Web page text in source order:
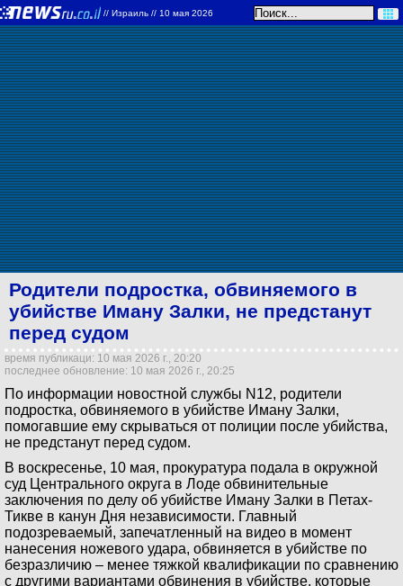
// Израиль // 10 мая 2026
Родители подростка, обвиняемого в
убийстве Иману Залки, не предстанут
перед судом
время публикаци: 10 мая 2026 г., 20:20
последнее обновление: 10 мая 2026 г., 20:25
По информации новостной службы N12, родители
подростка, обвиняемого в убийстве Иману Залки,
помогавшие ему скрываться от полиции после убийства,
не предстанут перед судом.
В воскресенье, 10 мая, прокуратура подала в окружной
суд Центрального округа в Лоде обвинительные
заключения по делу об убийстве Иману Залки в Петах-
Тикве в канун Дня независимости. Главный
подозреваемый, запечатленный на видео в момент
нанесения ножевого удара, обвиняется в убийстве по
безразличию – менее тяжкой квалификации по сравнению
с другими вариантами обвинения в убийстве, которые